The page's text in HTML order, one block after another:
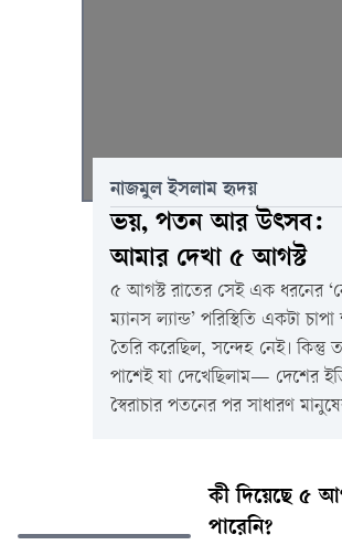
কী দিয়েছে ৫
পারেনি?
নাজমুল ইসলাম হৃদয়
ভয়, পতন আর উৎসব:
আমার দেখা ৫ আগস্ট
৫ আগস্ট রাতের সেই এক ধরনের
ম্যানস ল্যান্ড’ পরিস্থিতি একটা চাপা
তৈরি করেছিল, সন্দেহ নেই। কিন্তু
পাশেই যা দেখেছিলাম— দেশের
স্বৈরাচার পতনের পর সাধারণ